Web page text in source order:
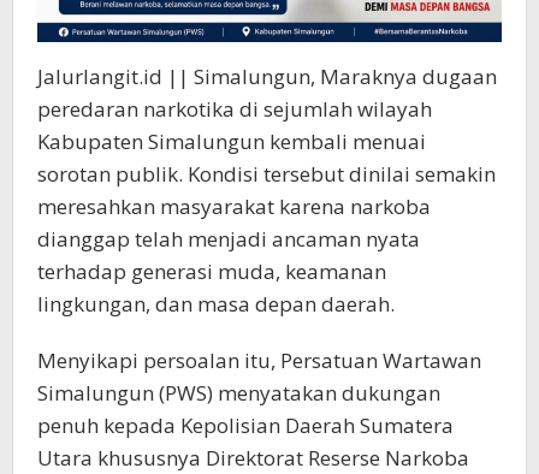
Jalurlangit.id || Simalungun, Maraknya dugaan
peredaran narkotika di sejumlah wilayah
Kabupaten Simalungun kembali menuai
sorotan publik. Kondisi tersebut dinilai semakin
meresahkan masyarakat karena narkoba
dianggap telah menjadi ancaman nyata
terhadap generasi muda, keamanan
lingkungan, dan masa depan daerah.
Menyikapi persoalan itu, Persatuan Wartawan
Simalungun (PWS) menyatakan dukungan
penuh kepada Kepolisian Daerah Sumatera
Utara khususnya Direktorat Reserse Narkoba